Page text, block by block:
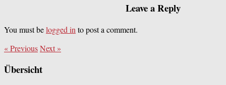
Leave a Reply
You must belogged in to post a comment.
«PreviousNext»
Übersicht